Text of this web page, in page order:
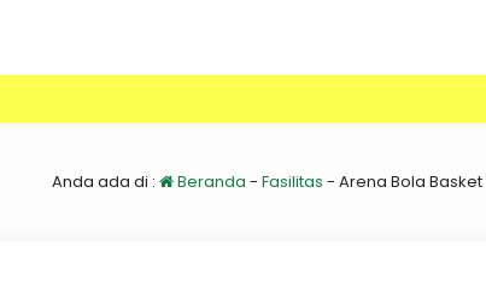
Anda ada di : Beranda - Fasilitas - Arena Bola Basket